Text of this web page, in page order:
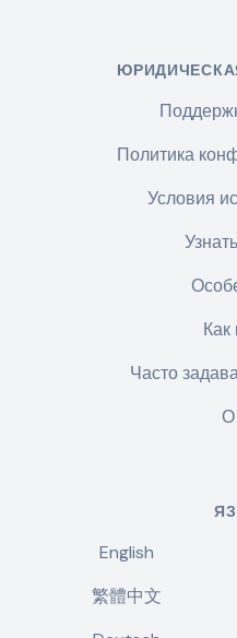
Политика
Условия
Как
Часто
О
English
繁體中文